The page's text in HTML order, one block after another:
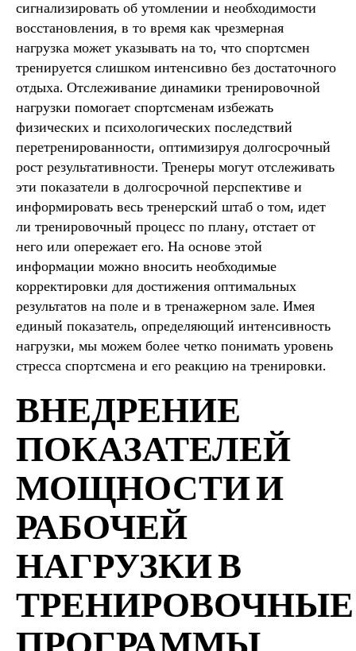
сигнализировать об утомлении и необходимости
восстановления, в то время как чрезмерная
нагрузка может указывать на то, что спортсмен
тренируется слишком интенсивно без достаточного
отдыха. Отслеживание динамики тренировочной
нагрузки помогает спортсменам избежать
физических и психологических последствий
перетренированности, оптимизируя долгосрочный
рост результативности. Тренеры могут отслеживать
эти показатели в долгосрочной перспективе и
информировать весь тренерский штаб о том, идет
ли тренировочный процесс по плану, отстает от
него или опережает его. На основе этой
информации можно вносить необходимые
корректировки для достижения оптимальных
результатов на поле и в тренажерном зале. Имея
единый показатель, определяющий интенсивность
нагрузки, мы можем более четко понимать уровень
стресса спортсмена и его реакцию на тренировки.
ВНЕДРЕНИЕ
ПОКАЗАТЕЛЕЙ
МОЩНОСТИ И
РАБОЧЕЙ
НАГРУЗКИ В
ТРЕНИРОВОЧНЫЕ